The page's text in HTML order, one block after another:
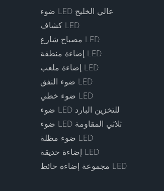
ضوء LED عالي الخليج
كشاف LED
مصباح شارع LED
إضاءة منطقة LED
إضاءة ملعب LED
ضوء النفق LED
ضوء خطي LED
ضوء LED للتخزين البارد
ضوء LED ثلاثي المقاومة
ضوء مظلة LED
إضاءة حديقة LED
مجموعة إضاءة حائط LED